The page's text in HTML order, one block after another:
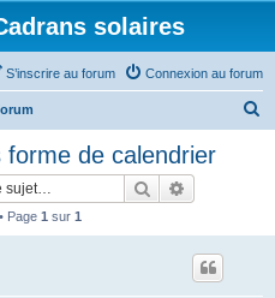
solaires
Connexion au forum
S’inscrire au forum
de calendrier
Rechercher
Page 1 sur 1